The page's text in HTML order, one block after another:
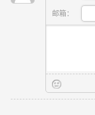
邮箱：